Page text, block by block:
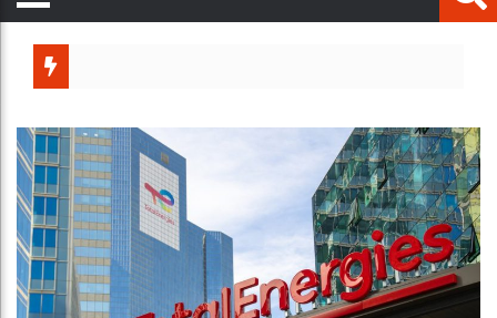
Guinée
Bénin :